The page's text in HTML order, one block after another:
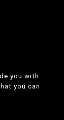
you with
you can